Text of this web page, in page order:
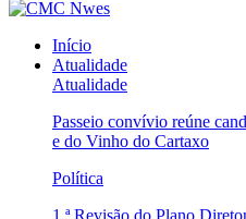
Início
Atualidade
Atualidade
Passeio convívio reúne
e do Vinho do Cartaxo
Política
1.ª Revisão do Plano